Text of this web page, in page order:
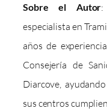
Sobre el Autor:
especialista en
años de
Consejería de
Diarcove,
sus centros